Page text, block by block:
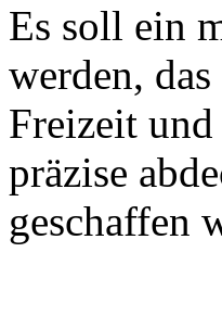
Es soll ein
werden,
Freizeit
präzise
geschaffen